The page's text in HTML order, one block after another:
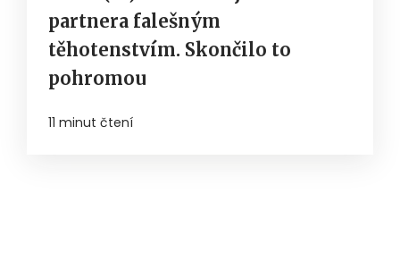
partnera falešným
těhotenstvím. Skončilo to
pohromou
11 minut čtení